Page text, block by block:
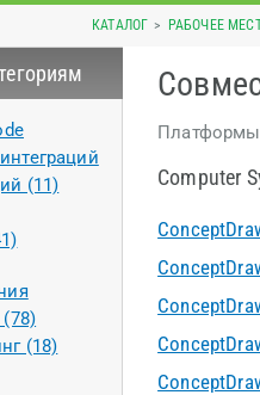
КАТАЛОГ > РАБОЧЕЕ
(11)
(78)
(18)
Платформы
Computer